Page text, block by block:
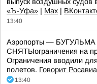
«Ъ-Уфа» | Max |
13:40
Аэропорты —
СНЯТЫограничения на
Ограничения вводили
полетов. Говорит
13:40